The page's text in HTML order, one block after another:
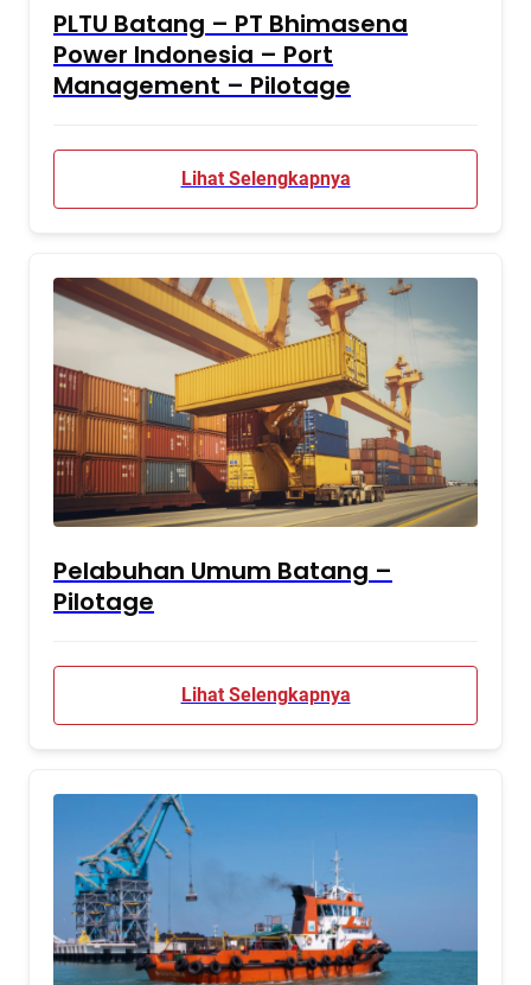
PLTU Batang – PT Bhimasena
Power Indonesia – Port
Management – Pilotage
Lihat Selengkapnya
Pelabuhan Umum Batang –
Pilotage
Lihat Selengkapnya